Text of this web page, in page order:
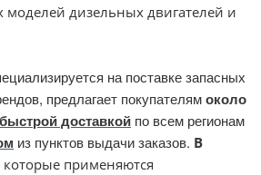
моделей дизельных двигателей и
на поставке запасных
предлагает покупателямоколо
доставкой по всем регионам
из пунктов выдачи заказов. В
которые применяются